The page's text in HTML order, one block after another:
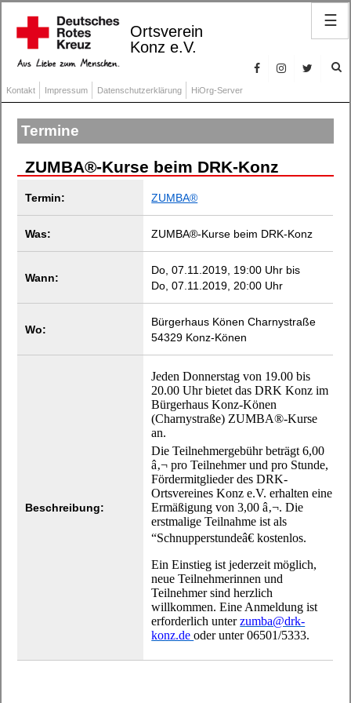
Ortsverein
Konz e.V.
Kontakt Impressum Datenschutzerklärung HiOrg-Server
☰
Termine
ZUMBA®-Kurse beim DRK-Konz
Termin: ZUMBA®
Was: ZUMBA®-Kurse beim DRK-Konz
Wann:
Do, 07.11.2019, 19:00 Uhr bis
Do, 07.11.2019, 20:00 Uhr
Wo:
Bürgerhaus Könen Charnystraße
54329 Konz-Könen
Beschreibung:
Jeden Donnerstag von 19.00 bis
20.00 Uhr bietet das DRK Konz im
Bürgerhaus Konz-Könen
(Charnystraße) ZUMBA®-Kurse
an.
Die Teilnehmergebühr beträgt 6,00
â‚¬ pro Teilnehmer und pro Stunde,
Fördermitglieder des DRK-
Ortsvereines Konz e.V. erhalten eine
Ermäßigung von 3,00 â‚¬. Die
erstmalige Teilnahme ist als
“Schnupperstundeâ€ kostenlos.
Ein Einstieg ist jederzeit möglich,
neue Teilnehmerinnen und
Teilnehmer sind herzlich
willkommen. Eine Anmeldung ist
erforderlich unterzumba@drk-
konz.deoder unter 06501/5333.